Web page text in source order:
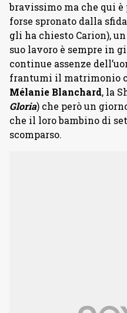
bravissimo ma che qui
forse spronato dalla
gli ha chiesto Carion),
suo lavoro è sempre in
continue assenze
frantumi il matrimonio
Mélanie Blanchard, la
Gloria) che però un
che il loro bambino di
scomparso.